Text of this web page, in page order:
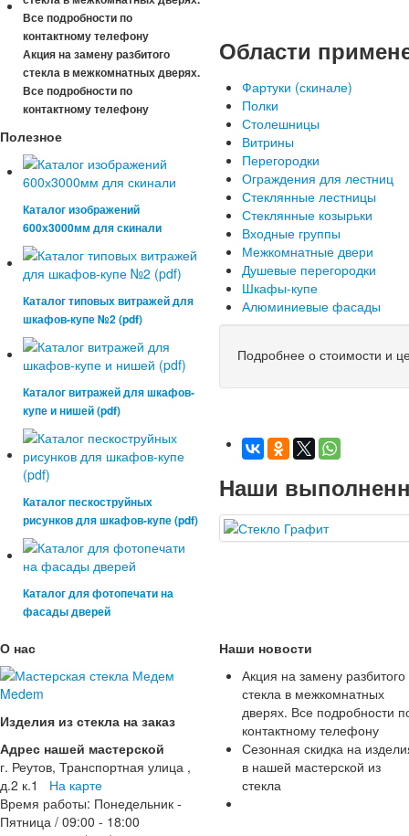
Области
Фартуки (скинале)
Полки
Столешницы
Витрины
Перегородки
Ограждения для лестниц
Стеклянные лестницы
Стеклянные козырьки
Входные группы
Межкомнатные двери
Душевые перегородки
Шкафы-купе
Алюминиевые фасады
Подробнее о стоимости и
Наши
Акция на замену разбитого
стекла в межкомнатных дверях.
Все подробности по
контактному телефону
Полезное
Каталог изображений
600х3000мм для скинали
Каталог типовых витражей для
шкафов-купе №2 (pdf)
Каталог витражей для шкафов-
купе и нишей (pdf)
Каталог пескоструйных
рисунков для шкафов-купе (pdf)
Каталог для фотопечати на
фасады дверей
О нас
Изделия из стекла на заказ
Адрес нашей мастерской
г. Реутов, Транспортная улица ,
д.2 к.1 На карте
Время работы: Понедельник -
Пятница / 09:00 - 18:00
Наши новости
Акция на замену разбитого
стекла в межкомнатных
дверях. Все подробности
контактному телефону
Сезонная скидка на
в нашей мастерской из
стекла